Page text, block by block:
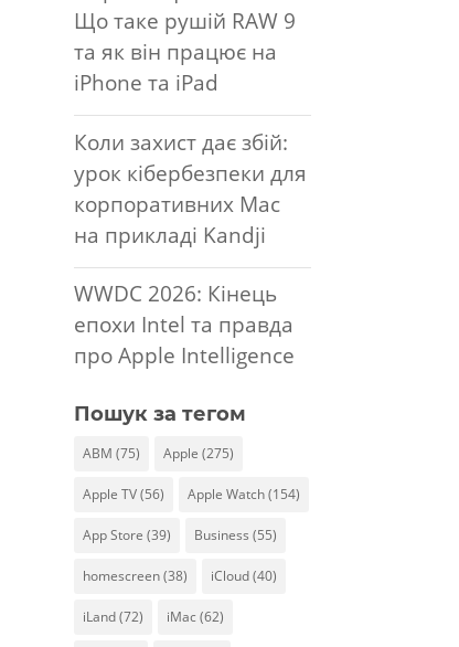
Що таке рушій RAW 9
та як він працює на
iPhone та iPad
Коли захист дає збій:
урок кібербезпеки для
корпоративних Mac
на прикладі Kandji
WWDC 2026: Кінець
епохи Intel та правда
про Apple Intelligence
Пошук за тегом
ABM (75) Apple (275)
Apple TV(56) Apple Watch(154)
App Store (39) Business (55)
homescreen(38) iCloud(40)
iLand(72) iMac (62)